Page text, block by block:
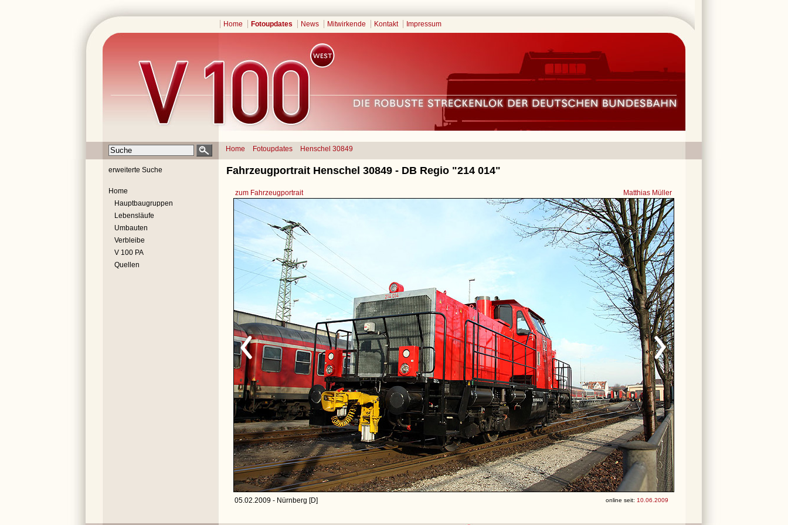
Home Fotoupdates News Mitwirkende Kontakt Impressum
Home Fotoupdates Henschel 30849
erweiterte Suche
Home
Hauptbaugruppen
Lebensläufe
Umbauten
Verbleibe
V 100 PA
Quellen
Fahrzeugportrait Henschel 30849 - DB Regio "214 014"
zum Fahrzeugportrait Matthias Müller
05.02.2009 - Nürnberg [D] online seit: 10.06.2009